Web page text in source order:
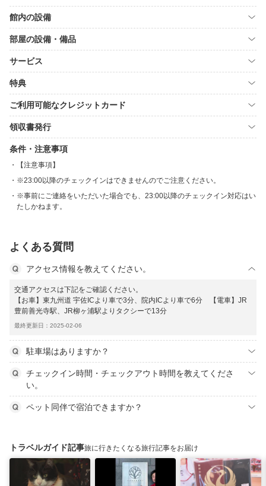
館内の設備
部屋の設備・備品
サービス
特典
ご利用可能なクレジットカード
領収書発行
条件・注意事項
【注意事項】
※23:00以降のチェックインはできませんのでご注意ください。
※事前にご連絡をいただいた場合でも、23:00以降のチェックイン対応はい
たしかねます。
よくある質問
アクセス情報を教えてください。
交通アクセスは下記をご確認ください。
【お車】東九州道 宇佐ICより車で3分、院内ICより車で6分 【電車】JR
豊前善光寺駅、JR柳ヶ浦駅よりタクシーで13分
最終更新日：2025-02-06
駐車場はありますか？
チェックイン時間・チェックアウト時間を教えてくださ
い。
ペット同伴で宿泊できますか？
トラベルガイド記事旅に行きたくなる旅行記事をお届け